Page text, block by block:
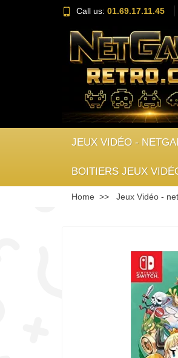
Call us: 01.69.17.11.45
JEUX VIDÉO -
BOITIERS JEUX
Home Jeux Vidéo -